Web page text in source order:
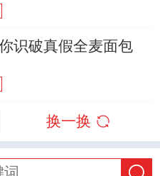
识破真假全麦面包
换一换